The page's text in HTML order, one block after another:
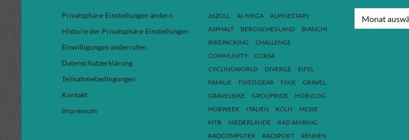
Privatsphäre-Einstellungen ändern
Historie der Privatsphäre-Einstellungen
Einwilligungen widerrufen
Datenschutzerklärung
Teilnahmebedingungen
Kontakt
Impressum
26ZOLL AL-MEGA
ALPINESTARS
ASPHALT
BERGISCHES LAND
BIANCHI
BIKEPACKING
CHALLENGE
COMMUNITY
CORSA
CYCLINGWORLD
DIVERGE
EIFEL
FAMILIE
FIXED GEAR FIXIE
GRAVEL
GRAVELBIKE
GROUPRIDE
HOBVLOG
HOBWEEK
ITALIEN KÖLN
MESSE
MTB
NIEDERLANDE
RAD AM RING
RADCOMPUTER
RADSPORT RENNEN
ARCHIV